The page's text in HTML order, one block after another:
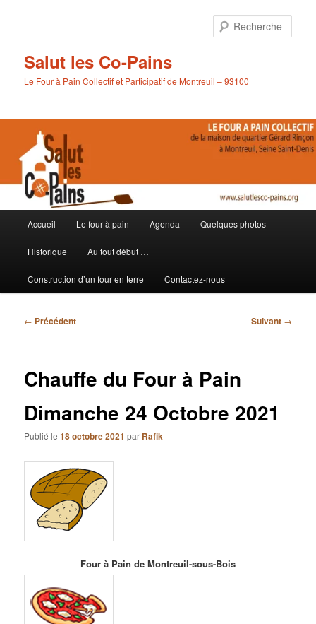
Salut les Co-Pains
Le Four à Pain Collectif et Participatif de Montreuil – 93100
principal
Accueil Le four à pain Agenda Quelques photos
Historique Au tout début …
Construction d’un four en terre Contactez-nous
Navigation
← Précédent Suivant →
Chauffe du Four à Pain
Dimanche 24 Octobre 2021
Publié le18 octobre 2021 par Rafik
Four à Pain de Montreuil-sous-Bois